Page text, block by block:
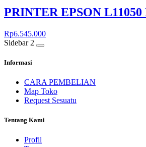
PRINTER EPSON
Rp6.545.000
Sidebar 2
Informasi
CARA PEMBELIAN
Map Toko
Request Sesuatu
Tentang Kami
Profil